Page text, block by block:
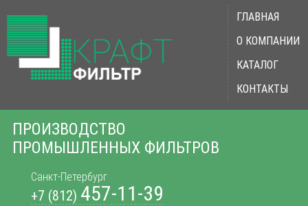
ПРОИЗВОДСТВО
ПРОМЫШЛЕННЫХ ФИЛЬТРОВ
Санкт-Петербург
+7 (812) 457-11-39
ГЛАВНАЯ
О КОМПАНИИ
КАТАЛОГ
КОНТАКТЫ